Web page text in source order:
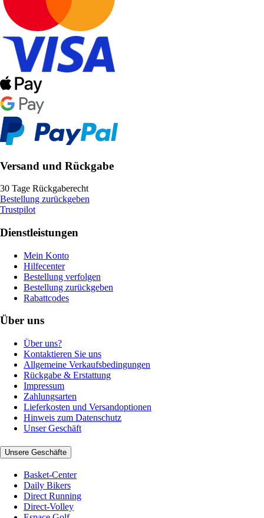
Versand und Rückgabe
30 Tage Rückgaberecht
Bestellung zurückgeben
Trustpilot
Dienstleistungen
Mein Konto
Hilfecenter
Bestellung verfolgen
Bestellung zurückgeben
Rabattcodes
Über uns
Über uns?
Kontaktieren Sie uns
Allgemeine Verkaufsbedingungen
Rückgabe & Erstattung
Impressum
Zahlungsarten
Lieferkosten und Versandoptionen
Hinweis zum Datenschutz
Unser Geschäft
Unsere Geschäfte
Basket-Center
Daily Bikers
Direct Running
Direct-Volley